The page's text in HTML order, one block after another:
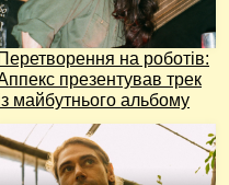
Перетворення на роботів:
презентував трек
майбутнього альбому